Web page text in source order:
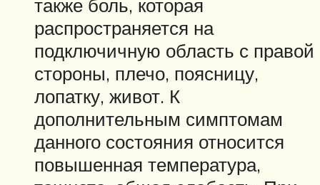
также боль, которая
распространяется на
подключичную область с правой
стороны, плечо, поясницу,
лопатку, живот. К
дополнительным симптомам
данного состояния относится
повышенная температура,